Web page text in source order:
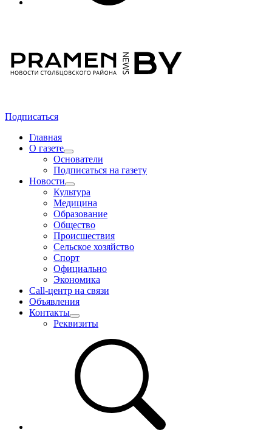
Подписаться
Главная
О газете
Основатели
Подписаться на газету
Новости
Культура
Медицина
Образование
Общество
Происшествия
Сельское хозяйство
Спорт
Официально
Экономика
Call-центр на связи
Объявления
Контакты
Реквизиты